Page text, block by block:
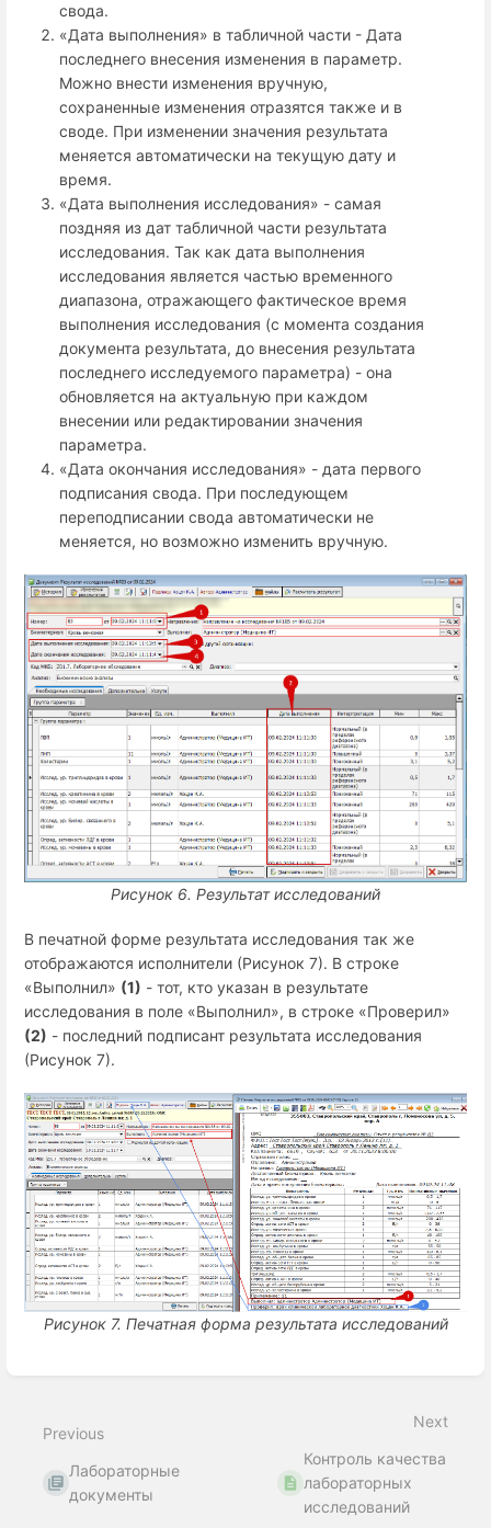
свода.
«Дата выполнения» в табличной части - Дата
последнего внесения изменения в параметр.
Можно внести изменения вручную,
сохраненные изменения отразятся также и в
своде. При изменении значения результата
меняется автоматически на текущую дату и
время.
«Дата выполнения исследования» - самая
поздняя из дат табличной части результата
исследования. Так как дата выполнения
исследования является частью временного
диапазона, отражающего фактическое время
выполнения исследования (с момента создания
документа результата, до внесения результата
последнего исследуемого параметра) - она
обновляется на актуальную при каждом
внесении или редактировании значения
параметра.
«Дата окончания исследования» - дата первого
подписания свода. При последующем
переподписании свода автоматически не
меняется, но возможно изменить вручную.
Рисунок 6. Результат исследований
В печатной форме результата исследования так же
отображаются исполнители (Рисунок 7). В строке
«Выполнил» (1) - тот, кто указан в результате
исследования в поле «Выполнил», в строке «Проверил»
(2) - последний подписант результата исследования
(Рисунок 7).
Рисунок 7. Печатная форма результата исследований
mode
Previous
Лабораторные
документы
Next
Контроль качества
лабораторных
исследований